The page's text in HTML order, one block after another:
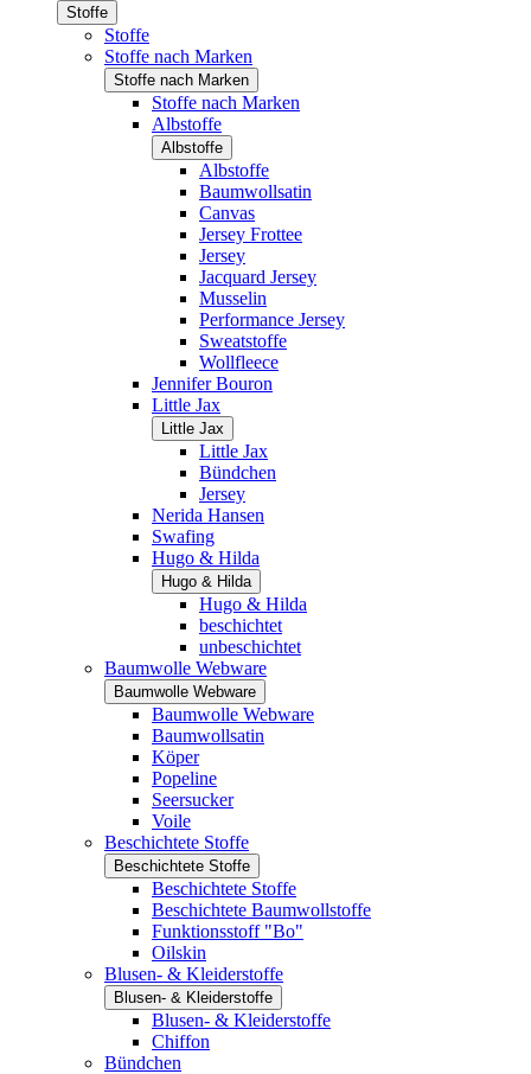
Stoffe
Stoffe
Stoffe nach Marken
Stoffe nach Marken
Stoffe nach Marken
Albstoffe
Albstoffe
Albstoffe
Baumwollsatin
Canvas
Jersey Frottee
Jersey
Jacquard Jersey
Musselin
Performance Jersey
Sweatstoffe
Wollfleece
Jennifer Bouron
Little Jax
Little Jax
Little Jax
Bündchen
Jersey
Nerida Hansen
Swafing
Hugo & Hilda
Hugo & Hilda
Hugo & Hilda
beschichtet
unbeschichtet
Baumwolle Webware
Baumwolle Webware
Baumwolle Webware
Baumwollsatin
Köper
Popeline
Seersucker
Voile
Beschichtete Stoffe
Beschichtete Stoffe
Beschichtete Stoffe
Beschichtete Baumwollstoffe
Funktionsstoff "Bo"
Oilskin
Blusen- & Kleiderstoffe
Blusen- & Kleiderstoffe
Blusen- & Kleiderstoffe
Chiffon
Bündchen